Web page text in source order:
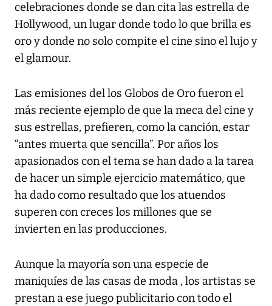
celebraciones donde se dan cita las estrella de
Hollywood, un lugar donde todo lo que brilla es
oro y donde no solo compite el cine sino el lujo y
el glamour.
Las emisiones del los Globos de Oro fueron el
más reciente ejemplo de que la meca del cine y
sus estrellas, prefieren, como la canción, estar
“antes muerta que sencilla”. Por años los
apasionados con el tema se han dado a la tarea
de hacer un simple ejercicio matemático, que
ha dado como resultado que los atuendos
superen con creces los millones que se
invierten en las producciones.
Aunque la mayoría son una especie de
maniquíes de las casas de moda , los artistas se
prestan a ese juego publicitario con todo el